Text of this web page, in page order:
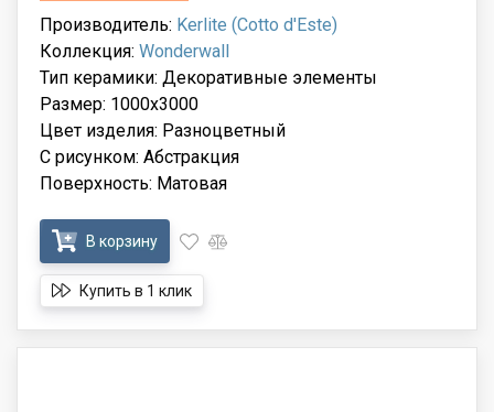
Производитель: Kerlite (Cotto d'Este)
Коллекция: Wonderwall
Тип керамики: Декоративные элементы
Размер: 1000x3000
Цвет изделия: Разноцветный
С рисунком: Абстракция
Поверхность: Матовая
В корзину
Купить в 1 клик